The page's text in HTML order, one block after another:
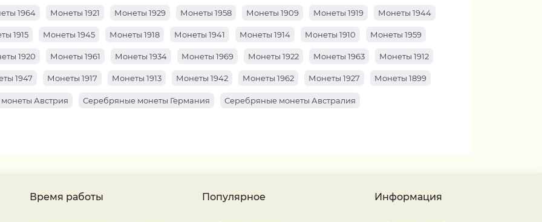
1964 Монеты 1921 Монеты 1929 Монеты 1958 Монеты 1909 Монеты 1919 Монеты 1944
1915 Монеты 1945 Монеты 1918 Монеты 1941 Монеты 1914 Монеты 1910 Монеты 1959
1920 Монеты 1961 Монеты 1934 Монеты 1969 Монеты 1922 Монеты 1963 Монеты 1912
1947 Монеты 1917 Монеты 1913 Монеты 1942 Монеты 1962 Монеты 1927 Монеты 1899
Австрия Серебряные монеты Германия Серебряные монеты Австралия
Время работы Популярное Информация